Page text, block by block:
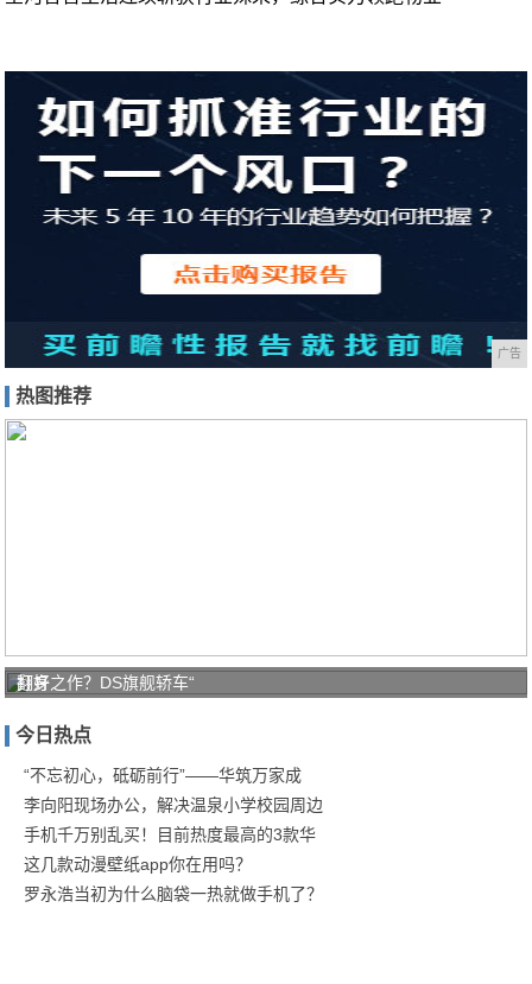
广告
热图推荐
打好
防疫
保卫
战！
商汤
翻身之作？DS旗舰轿车“
今日热点
“不忘初心，砥砺前行”——华筑万家成
李向阳现场办公，解决温泉小学校园周边
手机千万别乱买！目前热度最高的3款华
这几款动漫壁纸app你在用吗？
罗永浩当初为什么脑袋一热就做手机了？